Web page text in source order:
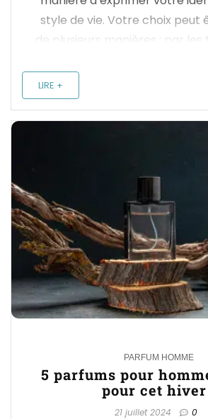
style de vie. Votre choix peut
de plusieurs manières : par les
LIRE +
PARFUM HOMME
5 parfums pour
pour cet hiver
21 juillet 2024 0